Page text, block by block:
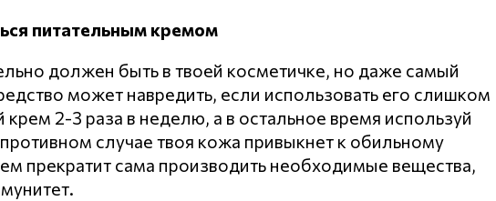
питательным кремом
должен быть в твоей косметичке, но даже самый
может навредить, если использовать его слишком
крем 2-3 раза в неделю, а в остальное время используй
случае твоя кожа привыкнет к обильному
прекратит сама производить необходимые вещества,